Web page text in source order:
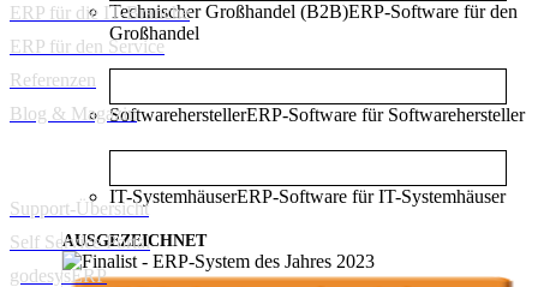
Technischer Großhandel (B2B)ERP-Software für den
Großhandel
SoftwareherstellerERP-Software für Softwarehersteller
IT-SystemhäuserERP-Software für IT-Systemhäuser
AUSGEZEICHNET
ERP für die IT-Branche
ERP für den Service
Referenzen
Blog & Magazin
Support-Übersicht
Self Service Portal
godesysERP